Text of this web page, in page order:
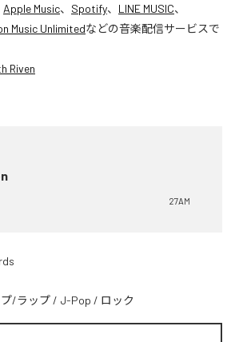
Apple Music、 Spotify、 LINE MUSIC、
Music Unlimitedなどの音楽配信サービスで
Riven
27AM
/ラップ / J-Pop / ロック